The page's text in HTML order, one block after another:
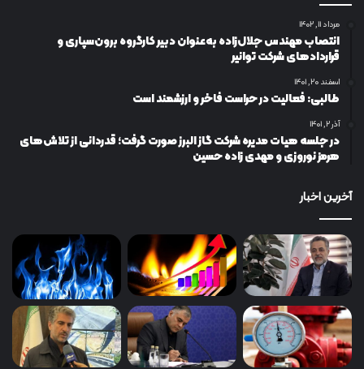
مرداد ۱۱, ۱۴۰۲
انتصاب مهندس جلال‌زاده به‌عنوان دبیر كارگروه برون‌سپاری و
قراردادهای شركت توانیر
اسفند ۲۰, ۱۴۰۱
طالبی: فعالیت در حراست فاخر و ارزشمند است
آذر ۲, ۱۴۰۱
در جلسه هیات مدیره شرکت گاز البرز صورت گرفت؛ قدردانی از تلاش‌های
هرمز نوروزی و مهدی زاده حسین
آخرین اخبار